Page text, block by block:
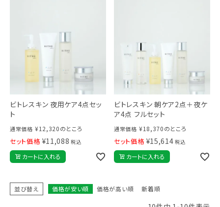
ビトレスキン 夜用ケア4点セッ
ト
通常価格 ¥12,320のところ
セット価格 ¥11,088 税込
カートに入れる
ビトレスキン 朝ケア2点＋夜ケ
ア4点 フルセット
通常価格 ¥18,370のところ
セット価格 ¥15,614 税込
カートに入れる
並び替え 価格が安い順 価格が高い順 新着順